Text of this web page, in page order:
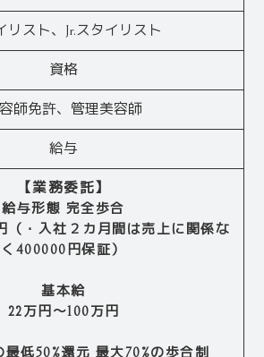
リスト、Jr.スタイリスト
資格
師免許、管理美容師
給与
【業務委託】
給与形態 完全歩合
・入社２カ月間は売上に関係な
く400000円保証）
基本給
22万円～100万円
低50%還元 最大70%の歩合制